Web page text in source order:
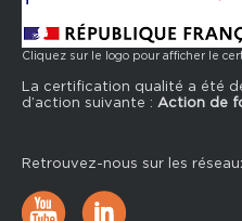
Cliquez sur le logo pour afficher le
La certification qualité a été
d’action suivante : Action de
Retrouvez-nous sur les